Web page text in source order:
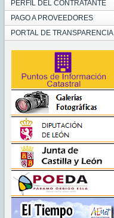
PERFIL DEL CONTRATANTE
PAGO A PROVEEDORES
PORTAL DE TRANSPARENCIA